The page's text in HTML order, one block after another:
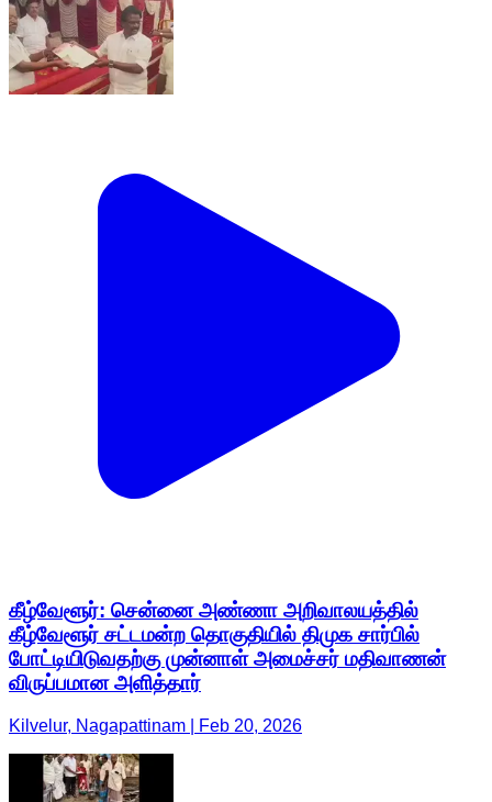
கீழ்வேளூர்: சென்னை அண்ணா அறிவாலயத்தில்
கீழ்வேளூர் சட்டமன்ற தொகுதியில் திமுக சார்பில்
போட்டியிடுவதற்கு முன்னாள் அமைச்சர் மதிவாணன்
விருப்பமான அளித்தார்
Kilvelur, Nagapattinam | Feb 20, 2026